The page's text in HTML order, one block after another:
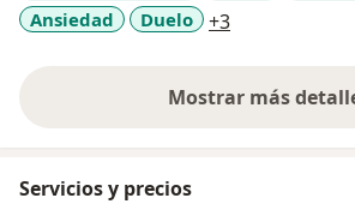
Ansiedad
Duelo +3
Mostrar mássobre la
Servicios y precios